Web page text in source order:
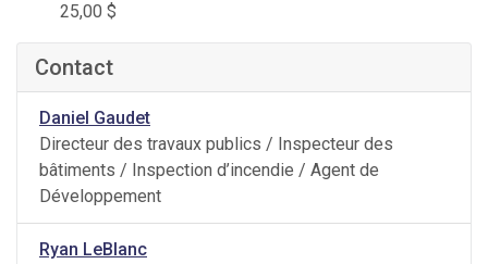
25,00 $
Contact
Daniel Gaudet
Directeur des travaux publics / Inspecteur des
bâtiments / Inspection d’incendie / Agent de
Développement
Ryan LeBlanc